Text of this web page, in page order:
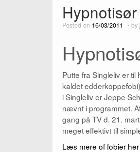
Posted on 16/03/2011 by
Putte fra Singleliv er
kaldet
i Singleliv er Jeppe
nævnt i programmet.
gang på TV d. 21.
meget effektivt til
Læs mere of fobier her